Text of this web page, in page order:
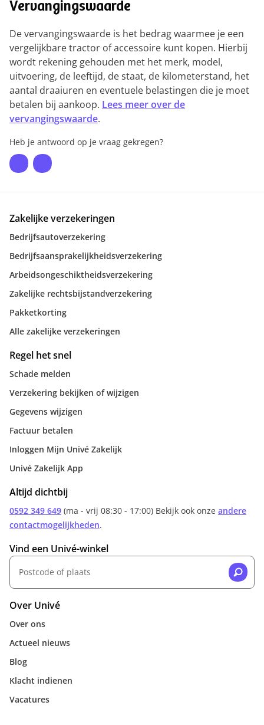
Vervangingswaarde
De vervangingswaarde is het bedrag waarmee je een
vergelijkbare tractor of accessoire kunt kopen. Hierbij
wordt rekening gehouden met het merk, model,
uitvoering, de leeftijd, de staat, de kilometerstand, het
aantal draaiuren en eventuele belastingen die je moet
betalen bij aankoop. Lees meer over de
vervangingswaarde.
Heb je antwoord op je vraag gekregen?
Zakelijke verzekeringen
Bedrijfsautoverzekering
Bedrijfsaansprakelijkheidsverzekering
Arbeidsongeschiktheidsverzekering
Zakelijke rechtsbijstandverzekering
Pakketkorting
Alle zakelijke verzekeringen
Regel het snel
Schade melden
Verzekering bekijken of wijzigen
Gegevens wijzigen
Factuur betalen
Inloggen Mijn Univé Zakelijk
Univé Zakelijk App
Altijd dichtbij
0592 349 649 (ma - vrij 08:30 - 17:00) Bekijk ook onze andere
contactmogelijkheden.
Vind een Univé-winkel
Over Univé
Over ons
Actueel nieuws
Blog
Klacht indienen
Vacatures